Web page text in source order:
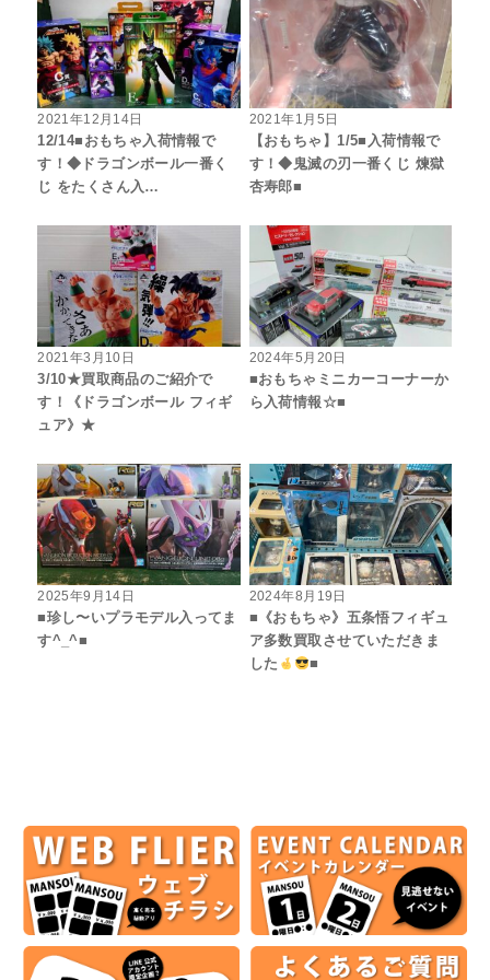
2021年12月14日
12/14■おもちゃ入荷情報で
す！◆ドラゴンボール一番く
じ をたくさん入…
2021年1月5日
【おもちゃ】1/5■入荷情報で
す！◆鬼滅の刃一番くじ 煉獄
杏寿郎■
2021年3月10日
3/10★買取商品のご紹介で
す！《ドラゴンボール フィギ
ュア》★
2024年5月20日
■おもちゃミニカーコーナーか
ら入荷情報☆■
2025年9月14日
■珍し〜いプラモデル入ってま
す^_^■
2024年8月19日
■《おもちゃ》五条悟フィギュ
ア多数買取させていただきま
した
■